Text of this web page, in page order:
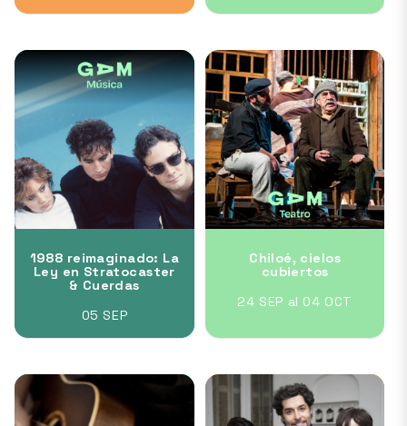
1988 reimaginado: La
Ley en Stratocaster
& Cuerdas
05 SEP
Chiloé, cielos
cubiertos
24 SEP al 04 OCT